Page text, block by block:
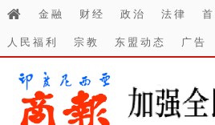
金融 财经 政治 法律
人民福利
宗教 东盟动态 广告